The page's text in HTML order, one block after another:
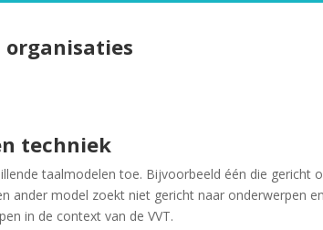
techniek
taalmodelen toe. Bijvoorbeeld één die
ander model zoekt niet gericht naar onderwerpen
in de context van de VVT.